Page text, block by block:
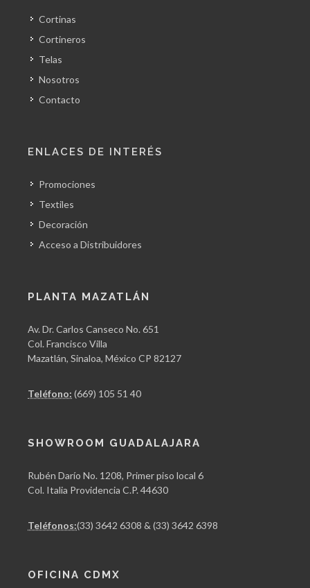
Cortinas
Cortineros
Telas
Nosotros
Contacto
ENLACES DE INTERÉS
Promociones
Textiles
Decoración
Acceso a Distribuidores
PLANTA MAZATLÁN
Av. Dr. Carlos Canseco No. 651
Col. Francisco Villa
Mazatlán, Sinaloa, México CP 82127
Teléfono: (669) 105 51 40
SHOWROOM GUADALAJARA
Rubén Darío No. 1208, Primer piso local 6
Col. Italia Providencia C.P. 44630
Teléfonos:(33) 3642 6308 & (33) 3642 6398
OFICINA CDMX